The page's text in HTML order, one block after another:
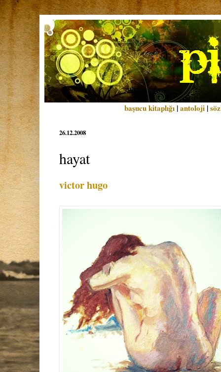
başucu kitaplığı |antoloji |
26.12.2008
hayat
victor hugo